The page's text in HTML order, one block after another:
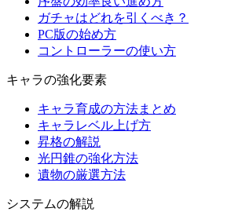
ガチャはどれを引くべき？
PC版の始め方
コントローラーの使い方
キャラの強化要素
キャラ育成の方法まとめ
キャラレベル上げ方
昇格の解説
光円錐の強化方法
遺物の厳選方法
システムの解説